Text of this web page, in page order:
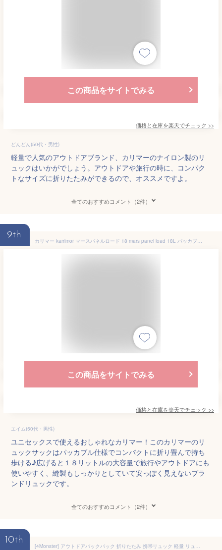
この商品をサイトでみる
価格と在庫を楽天でチェック >>
どんどん(50代・男性)
軽量で人気のアウトドアブランド、カリマーのナイロン製のリ
ュックはいかがでしょう。アウトドアや旅行の時に、コンパク
トなサイズに折りたたみができるので、オススメですよ。
全てのおすすめコメント（2件）
9th
カリマー karrimor マースパネルロード 18 mars panel load 18L パッカブル リュック バックパック トラベル 旅行 軽量 アウトドア 折りたたみ バッグ デイパック メンズ レディース No.501074 正規販売
この商品をサイトでみる
価格と在庫を楽天でチェック >>
エイム(50代・男性)
ユニセックスで使えるおしゃれなカリマー！このカリマーのリ
ュックサックはパッカブル仕様でコンパクトに折り畳んで持ち
歩ける♪広げると１８リットルの大容量で旅行やアウトドアにも
使いやすく、縫製もしっかりとしていて安っぽく見えないブラ
ンドリュックです。
全てのおすすめコメント（2件）
10th
[4Monster] アウトドアバックパック 折りたたみ 携帯リュック 軽量 リュックサック 大容量 防水 収納ナップサック 超軽量 バックパック メンズ 携帯用 旅行用 通学 通勤… (grey, 16L)